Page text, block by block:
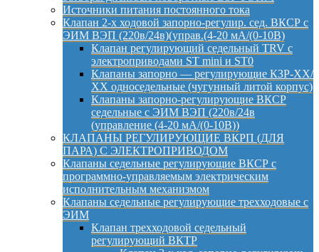
Источники питания постоянного тока
Клапан 2-х ходовой запорно-регулир. сед. ВКСР с
ЭИМ ВЭП (220в/24в)(управ.(4-20 мА/(0-10В)
Клапан регулирующий седельный TRV с
электроприводами ST mini и ST0
Клапаны запорно — регулирующие КЗР-ХХ/
ХХ односедельные (чугунный литой корпус)
Клапаны запорно-регулирующие ВКСР
седельные с ЭИМ ВЭП (220в/24в
(управление (4-20 мА/(0-10В))
КЛАПАНЫ РЕГУЛИРУЮЩИЕ ВКРП (ДЛЯ
ПАРА) С ЭЛЕКТРОПРИВОДОМ
Клапаны седельные регулирующие ВКСР с
программно-управляемым электрическим
исполнительным механизмом
Клапаны седельные регулирующие трехходовые с
ЭИМ
Клапан трехходовой седельный
регулирующий ВКТР